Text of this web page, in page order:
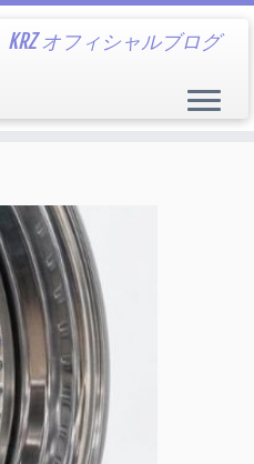
KRZ オフィシャルブログ